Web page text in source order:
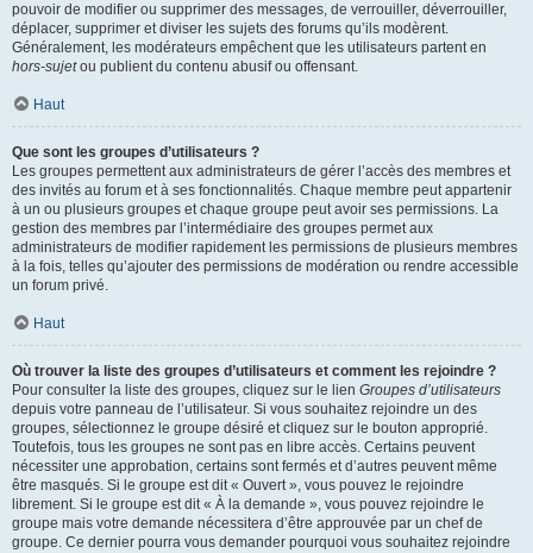
pouvoir de modifier ou supprimer des messages, de verrouiller, déverrouiller,
déplacer, supprimer et diviser les sujets des forums qu’ils modèrent.
Généralement, les modérateurs empêchent que les utilisateurs partent en
hors-sujetou publient du contenu abusif ou offensant.
Haut
Que sont les groupes d’utilisateurs ?
Les groupes permettent aux administrateurs de gérer l’accès des membres et
des invités au forum et à ses fonctionnalités. Chaque membre peut appartenir
à un ou plusieurs groupes et chaque groupe peut avoir ses permissions. La
gestion des membres par l’intermédiaire des groupes permet aux
administrateurs de modifier rapidement les permissions de plusieurs membres
à la fois, telles qu’ajouter des permissions de modération ou rendre accessible
un forum privé.
Haut
Où trouver la liste des groupes d’utilisateurs et comment les rejoindre ?
Pour consulter la liste des groupes, cliquez sur le lien Groupes d’utilisateurs
depuis votre panneau de l’utilisateur. Si vous souhaitez rejoindre un des
groupes, sélectionnez le groupe désiré et cliquez sur le bouton approprié.
Toutefois, tous les groupes ne sont pas en libre accès. Certains peuvent
nécessiter une approbation, certains sont fermés et d’autres peuvent même
être masqués. Si le groupe est dit « Ouvert », vous pouvez le rejoindre
librement. Si le groupe est dit « À la demande », vous pouvez rejoindre le
groupe mais votre demande nécessitera d’être approuvée par un chef de
groupe. Ce dernier pourra vous demander pourquoi vous souhaitez rejoindre